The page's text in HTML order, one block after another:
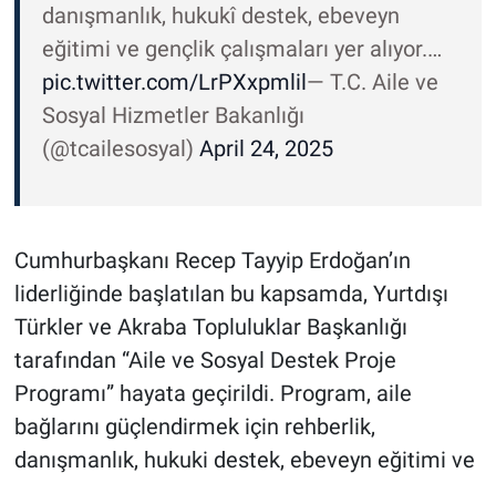
danışmanlık, hukukî destek, ebeveyn
eğitimi ve gençlik çalışmaları yer alıyor.…
pic.twitter.com/LrPXxpmlil— T.C. Aile ve
Sosyal Hizmetler Bakanlığı
(@tcailesosyal) April 24, 2025
Cumhurbaşkanı Recep Tayyip Erdoğan’ın
liderliğinde başlatılan bu kapsamda, Yurtdışı
Türkler ve Akraba Topluluklar Başkanlığı
tarafından “Aile ve Sosyal Destek Proje
Programı” hayata geçirildi. Program, aile
bağlarını güçlendirmek için rehberlik,
danışmanlık, hukuki destek, ebeveyn eğitimi ve